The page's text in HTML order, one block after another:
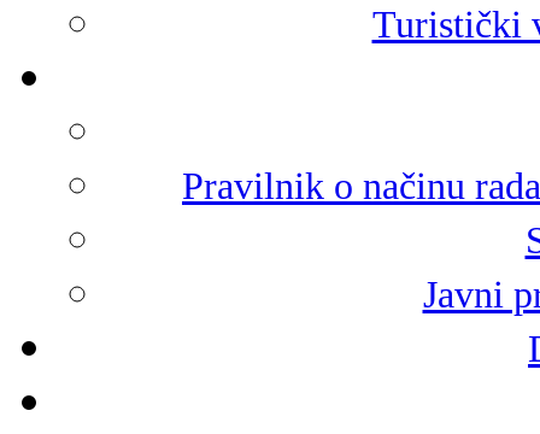
Turistički
Pravilnik o načinu
Javni